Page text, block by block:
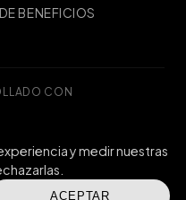
BENEFICIOS
CON
reclamosingresá acá.
y medir nuestras
ACEPTAR